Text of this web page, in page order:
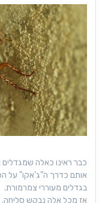
כבר ראינו כאלה שמגדלים
אותם כדרך ה”ג’אקו” על
בגדלים מעוררי צמרמורת.
אז מכל אלה נבקש סליחה.